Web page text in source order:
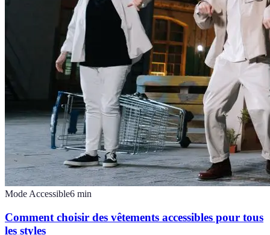
Mode Accessible6 min
Comment choisir des vêtements accessibles pour tous
les styles